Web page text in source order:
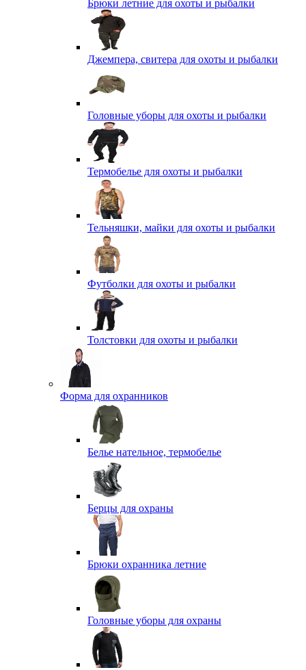
Брюки летние для охоты и рыбалки
Джемпера, свитера для охоты и рыбалки
Головные уборы для охоты и рыбалки
Термобелье для охоты и рыбалки
Тельняшки, майки для охоты и рыбалки
Футболки для охоты и рыбалки
Толстовки для охоты и рыбалки
Форма для охранников
Белье нательное, термобелье
Берцы для охраны
Брюки охранника летние
Головные уборы для охраны